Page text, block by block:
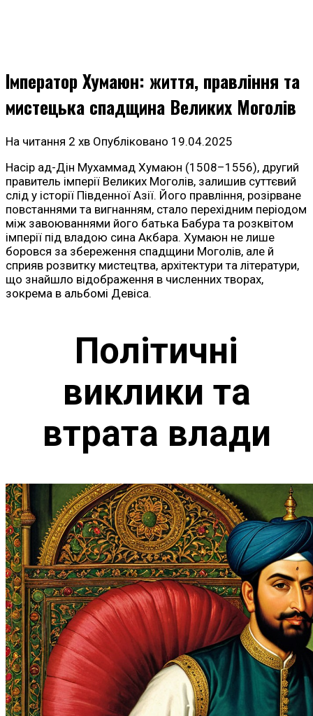
Імператор Хумаюн: життя, правління та
мистецька спадщина Великих Моголів
На читання 2 хв Опубліковано 19.04.2025
Насір ад-Дін Мухаммад Хумаюн (1508–1556), другий
правитель імперії Великих Моголів, залишив суттєвий
слід у історії Південної Азії. Його правління, розірване
повстаннями та вигнанням, стало перехідним періодом
між завоюваннями його батька Бабура та розквітом
імперії під владою сина Акбара. Хумаюн не лише
боровся за збереження спадщини Моголів, але й
сприяв розвитку мистецтва, архітектури та літератури,
що знайшло відображення в численних творах,
зокрема в альбомі Девіса.
Політичні
виклики та
втрата влади